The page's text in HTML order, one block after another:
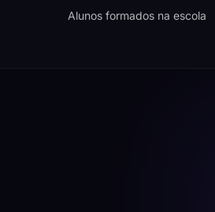
Alunos formados na escola